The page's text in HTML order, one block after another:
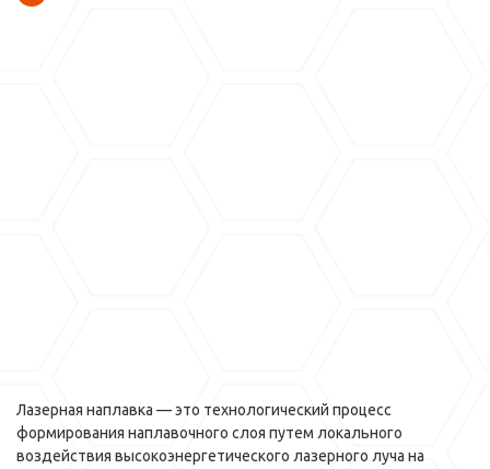
Лазерная наплавка — это технологический процесс
формирования наплавочного слоя путем локального
воздействия высокоэнергетического лазерного луча на